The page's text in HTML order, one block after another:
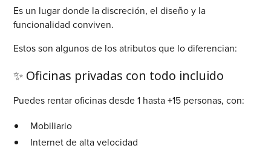
Es un lugar donde la discreción, el diseño y la
funcionalidad conviven.
Estos son algunos de los atributos que lo diferencian:
✨ Oficinas privadas con todo incluido
Puedes rentar oficinas desde 1 hasta +15 personas, con:
Mobiliario
Internet de alta velocidad